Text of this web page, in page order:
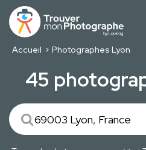
Accueil Photographes Lyon
45